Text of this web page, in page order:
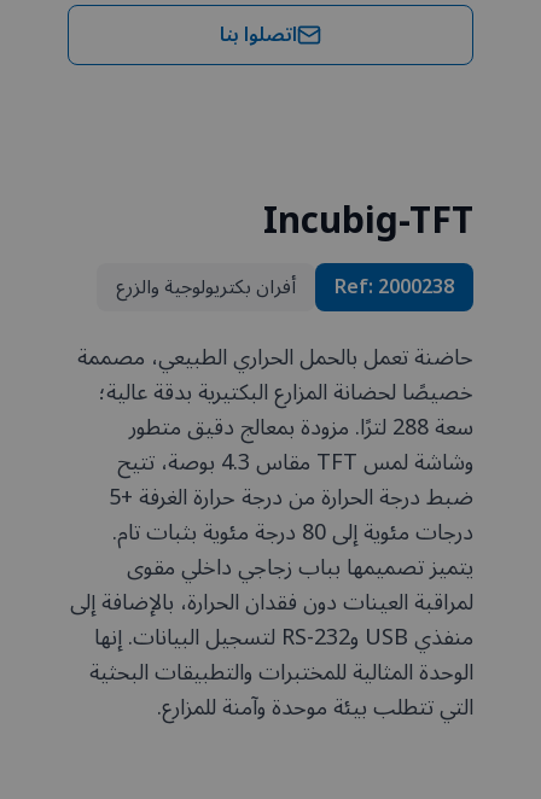
اتصلوا بنا
Incubig-TFT
Ref:2000238 أفران بكتريولوجية والزرع
حاضنة تعمل بالحمل الحراري الطبيعي، مصممة
خصيصًا لحضانة المزارع البكتيرية بدقة عالية؛
سعة 288 لترًا. مزودة بمعالج دقيق متطور
وشاشة لمس TFT مقاس 4.3 بوصة، تتيح
ضبط درجة الحرارة من درجة حرارة الغرفة +5
درجات مئوية إلى 80 درجة مئوية بثبات تام.
يتميز تصميمها بباب زجاجي داخلي مقوى
لمراقبة العينات دون فقدان الحرارة، بالإضافة إلى
منفذي USB وRS-232 لتسجيل البيانات. إنها
الوحدة المثالية للمختبرات والتطبيقات البحثية
التي تتطلب بيئة موحدة وآمنة للمزارع.